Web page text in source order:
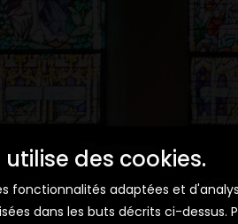
des cookies.
adaptées et
dans les buts décrits ci-dessus.